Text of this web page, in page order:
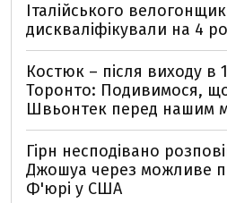
Італійського
дискваліфікували на 4
Костюк – після виходу в
Торонто: Подивимося,
Швьонтек перед нашим
Гірн несподівано
Джошуа через можливе
Ф'юрі у США